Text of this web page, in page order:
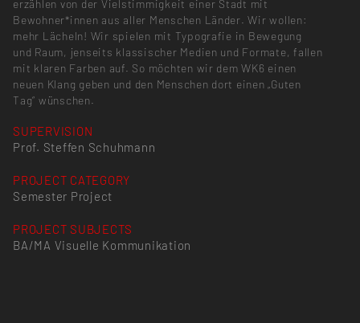
erzählen von der Vielstimmigkeit einer Stadt mit
Bewohner*innen aus aller Menschen Länder. Wir wollen:
mehr Lächeln! Wir spielen mit Typografie in Bewegung
und Raum, jenseits klassischer Medien und Formate, fallen
mit klaren Farben auf. So möchten wir dem WK6 einen
neuen Klang geben und den Menschen dort einen „Guten
Tag“ wünschen.
SUPERVISION
Prof. Steffen Schuhmann
PROJECT CATEGORY
Semester Project
PROJECT SUBJECTS
BA/MA Visuelle Kommunikation